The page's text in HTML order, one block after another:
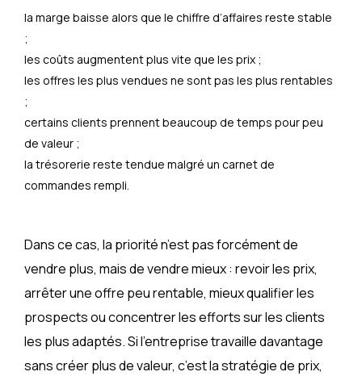
la marge baisse alors que le chiffre d’affaires reste stable
;
les coûts augmentent plus vite que les prix ;
les offres les plus vendues ne sont pas les plus rentables
;
certains clients prennent beaucoup de temps pour peu
de valeur ;
la trésorerie reste tendue malgré un carnet de
commandes rempli.
Dans ce cas, la priorité n’est pas forcément de
vendre plus, mais de vendre mieux : revoir les prix,
arrêter une offre peu rentable, mieux qualifier les
prospects ou concentrer les efforts sur les clients
les plus adaptés. Si l’entreprise travaille davantage
sans créer plus de valeur, c’est la stratégie de prix,